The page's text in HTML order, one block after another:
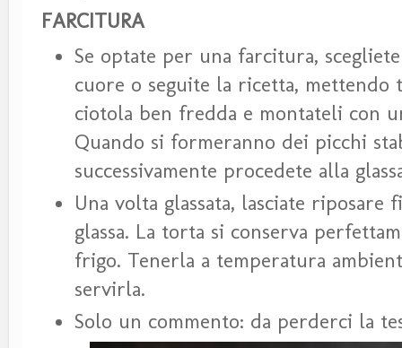
FARCITURA
Se optate per una farcitura,
cuore o seguite la ricetta,
ciotola ben fredda e montateli con
Quando si formeranno dei picchi
successivamente procedete alla
Una volta glassata, lasciate
glassa. La torta si conserva
frigo. Tenerla a temperatura
servirla.
Solo un commento: da perderci la